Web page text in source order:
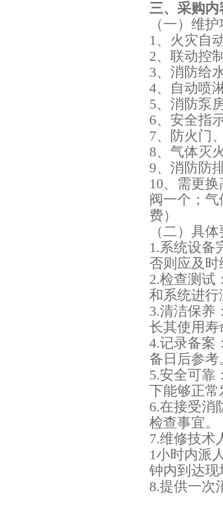
三、采购内
（一）维
1、火灾自
2、联动控
3、消防给
4、自动喷
5、消防泵
6、安全指
7、防火门
8、气体灭
9、消防防
10、需更
阀一个；
费）
（二）具
1.系统设备
否则应及
2.检查测试
和系统进
3.清洁保养
长其使用寿
4.记录备案
备日后参考
5.安全可靠
下能够正
6.在接受消
检查事宜。
7.维修技术
1小时内派
钟内到达
8.提供一次